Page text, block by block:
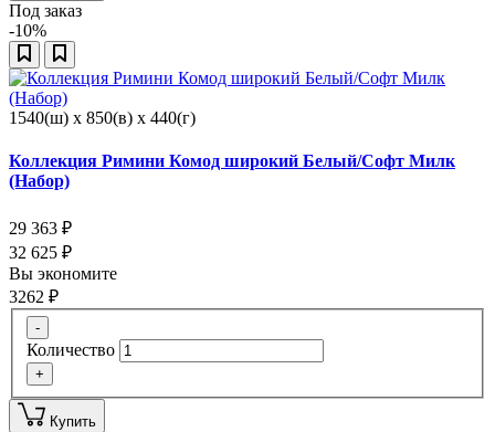
Под заказ
-10%
1540(ш) x 850(в) x 440(г)
Коллекция Римини Комод широкий Белый/Софт Милк
(Набор)
29 363 ₽
32 625 ₽
Вы экономите
3262 ₽
-
Количество
+
Купить